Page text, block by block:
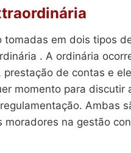
em dois tipos
. A ordinária
de contas e
momento para discutir
Ambas
na gestão